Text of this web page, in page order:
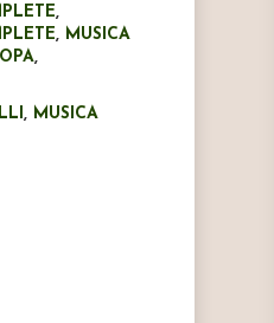
,
, MUSICA
,
, MUSICA